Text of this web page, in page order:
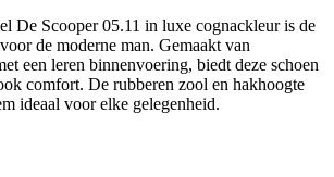
De Scooper 05.11 in luxe cognackleur is de
de moderne man. Gemaakt van
een leren binnenvoering, biedt deze schoen
comfort. De rubberen zool en hakhoogte
ideaal voor elke gelegenheid.